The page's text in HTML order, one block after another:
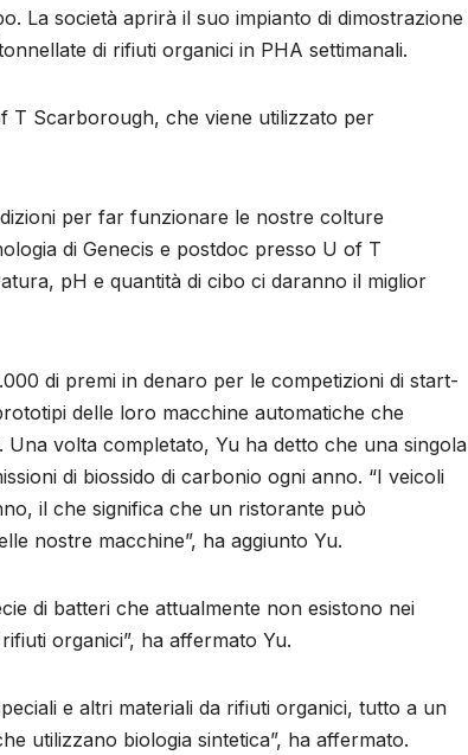
La società aprirà il suo impianto di dimostrazione
di rifiuti organici in PHA settimanali.
T Scarborough, che viene utilizzato per
per far funzionare le nostre colture
di Genecis e postdoc presso U of T
pH e quantità di cibo ci daranno il miglior
di premi in denaro per le competizioni di start-
delle loro macchine automatiche che
volta completato, Yu ha detto che una singola
di biossido di carbonio ogni anno. “I veicoli
il che significa che un ristorante può
nostre macchine”, ha aggiunto Yu.
di batteri che attualmente non esistono nei
organici”, ha affermato Yu.
e altri materiali da rifiuti organici, tutto a un
utilizzano biologia sintetica”, ha affermato.